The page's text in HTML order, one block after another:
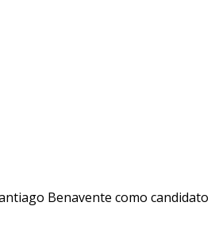
Benavente como candidato